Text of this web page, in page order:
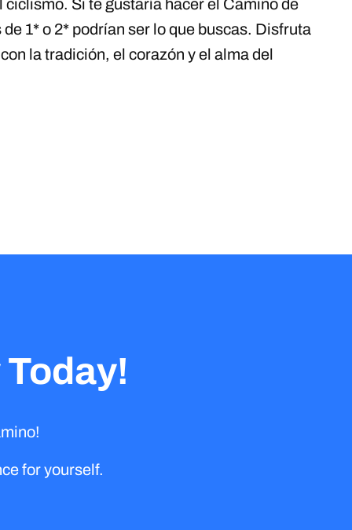
Si te gustaría hacer el Camino de
1* o 2* podrían ser lo que buscas. Disfruta
la tradición, el corazón y el alma del
for yourself.